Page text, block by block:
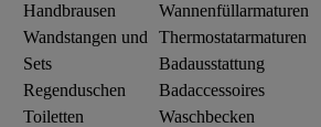
Handbrausen
Wandstangen und
Sets
Regenduschen
Toiletten
Wannenfüllarmaturen
Thermostatarmaturen
Badausstattung
Badaccessoires
Waschbecken